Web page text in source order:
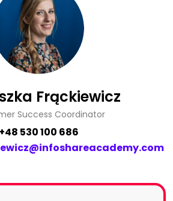
Frąckiewicz
Success Coordinator
+48 530 100 686